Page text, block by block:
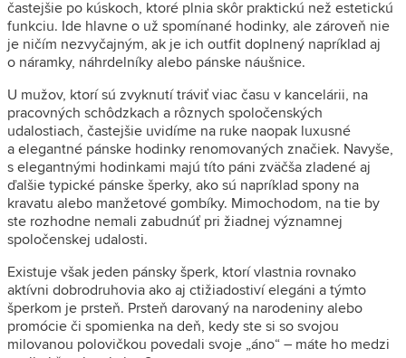
častejšie po kúskoch, ktoré plnia skôr praktickú než estetickú
funkciu. Ide hlavne o už spomínané hodinky, ale zároveň nie
je ničím nezvyčajným, ak je ich outfit doplnený napríklad aj
o náramky, náhrdelníky alebo pánske náušnice.
U mužov, ktorí sú zvyknutí tráviť viac času v kancelárii, na
pracovných schôdzkach a rôznych spoločenských
udalostiach, častejšie uvidíme na ruke naopak luxusné
a elegantné pánske hodinky renomovaných značiek. Navyše,
s elegantnými hodinkami majú títo páni zväčša zladené aj
ďalšie typické pánske šperky, ako sú napríklad spony na
kravatu alebo manžetové gombíky. Mimochodom, na tie by
ste rozhodne nemali zabudnúť pri žiadnej významnej
spoločenskej udalosti.
Existuje však jeden pánsky šperk, ktorí vlastnia rovnako
aktívni dobrodruhovia ako aj ctižiadostiví elegáni a týmto
šperkom je prsteň. Prsteň darovaný na narodeniny alebo
promócie či spomienka na deň, kedy ste si so svojou
milovanou polovičkou povedali svoje „áno“ – máte ho medzi